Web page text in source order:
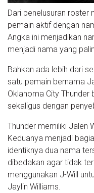
Dari penelusuran roster
pemain aktif dengan
Angka ini menjadikan
menjadi nama yang
Bahkan ada lebih dari
satu pemain bernama
Oklahoma City Thunder
sekaligus dengan
Thunder memiliki Jalen
Keduanya menjadi
identiknya dua nama
dibedakan agar tidak
menggunakan J-Will
Jaylin Williams.